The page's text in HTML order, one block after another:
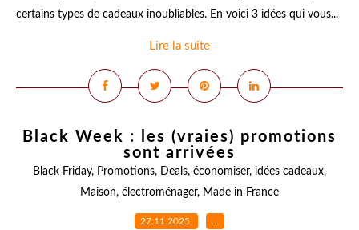
certains types de cadeaux inoubliables. En voici 3 idées qui vous...
Lire la suite
Black Week : les (vraies) promotions
sont arrivées
Black Friday, Promotions, Deals, économiser, idées cadeaux,
Maison, électroménager, Made in France
27.11.2025 …